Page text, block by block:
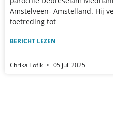
Amstelveen- Amstelland. Hij
toetreding tot
BERICHT LEZEN
Chrika Tofik 05 juli 2025